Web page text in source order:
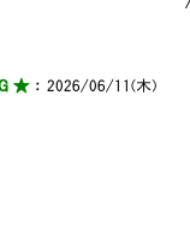
★：2026/06/11(木)